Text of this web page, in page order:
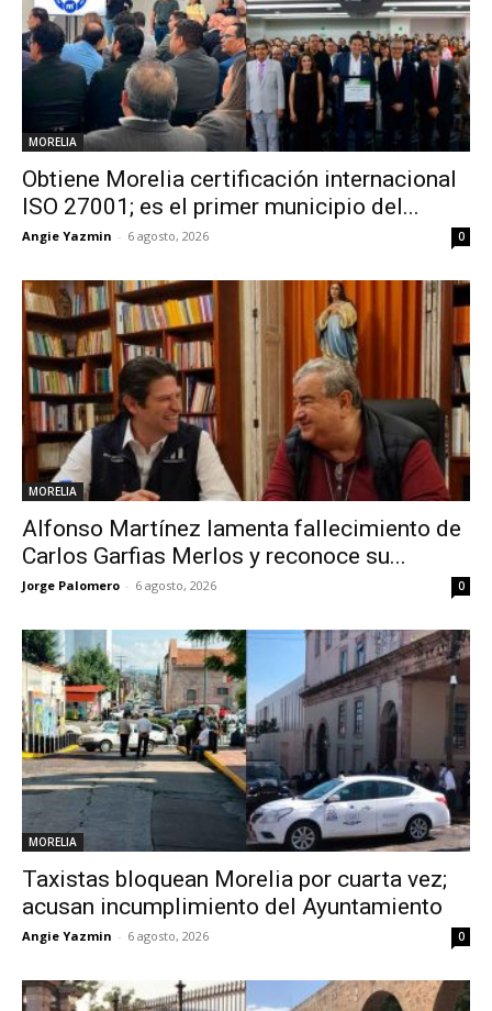
MORELIA
Obtiene Morelia certificación internacional
ISO 27001; es el primer municipio del...
Angie Yazmin - 6 agosto, 2026 0
MORELIA
Alfonso Martínez lamenta fallecimiento de
Carlos Garfias Merlos y reconoce su...
Jorge Palomero - 6 agosto, 2026 0
MORELIA
Taxistas bloquean Morelia por cuarta vez;
acusan incumplimiento del Ayuntamiento
Angie Yazmin - 6 agosto, 2026 0